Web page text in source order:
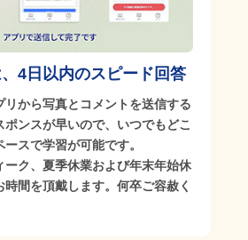
4日以内のスピード回答
リから写真とコメントを送信する
ポンスが早いので、いつでもどこ
スで学習が可能です。
ク、夏季休業および年末年始休
間を頂戴します。何卒ご容赦く